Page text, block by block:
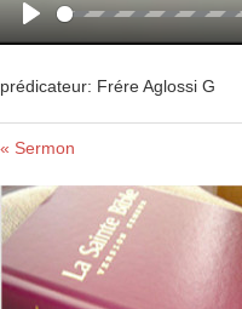
Play
prédicateur: Frére Aglossi G
« Sermon